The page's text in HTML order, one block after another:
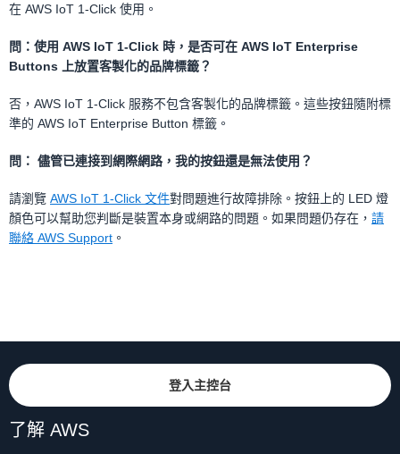
在 AWS IoT 1-Click 使用。
問：使用 AWS IoT 1-Click 時，是否可在 AWS IoT Enterprise
Buttons 上放置客製化的品牌標籤？
否，AWS IoT 1-Click 服務不包含客製化的品牌標籤。這些按鈕隨附標
準的 AWS IoT Enterprise Button 標籤。
問： 儘管已連接到網際網路，我的按鈕還是無法使用？
請瀏覽 AWS IoT 1-Click 文件對問題進行故障排除。按鈕上的 LED 燈
顏色可以幫助您判斷是裝置本身或網路的問題。如果問題仍存在， 請
聯絡 AWS Support 。
登入主控台
了解 AWS